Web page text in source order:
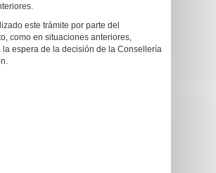
este trámite por parte del
como en situaciones anteriores,
la espera de la decisión de la Consellería